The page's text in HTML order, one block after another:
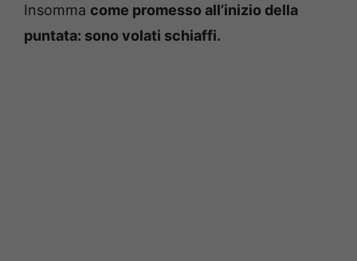
Insomma come promesso all’inizio della
puntata: sono volati schiaffi.